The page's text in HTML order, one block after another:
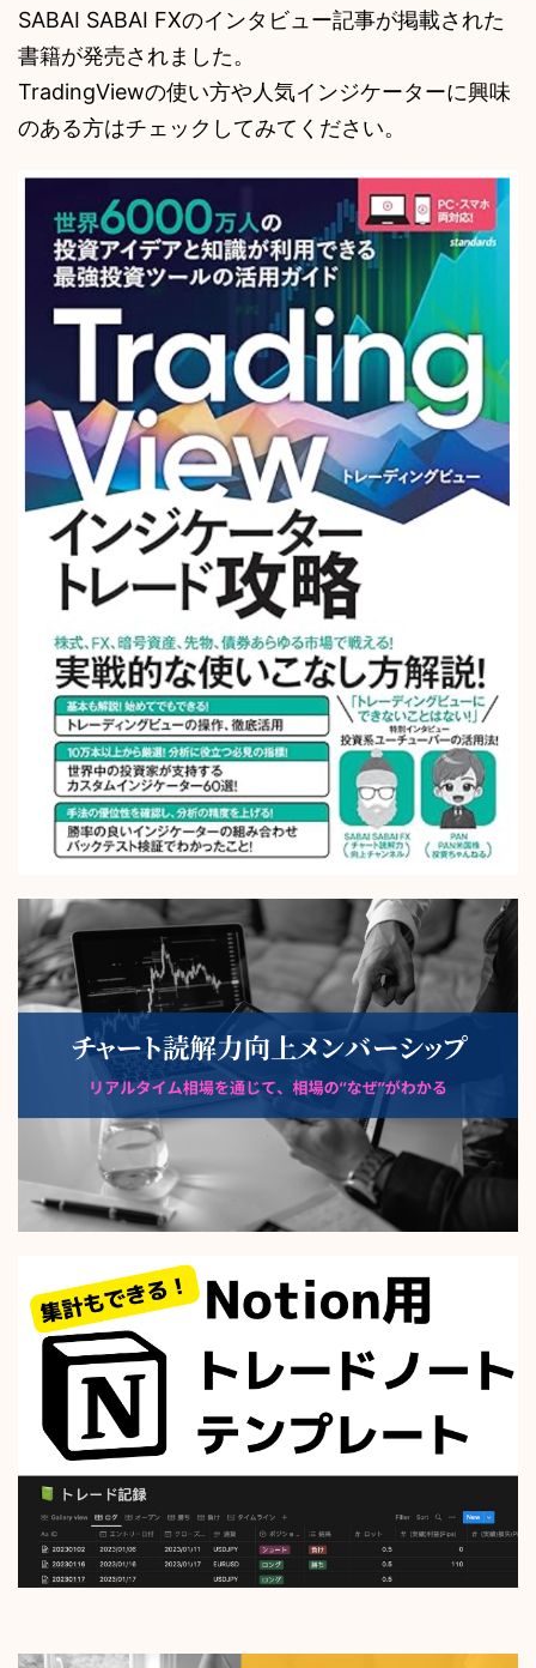
SABAI SABAI FXのインタビュー記事が掲載された
書籍が発売されました。
TradingViewの使い方や人気インジケーターに興味
のある方はチェックしてみてください。